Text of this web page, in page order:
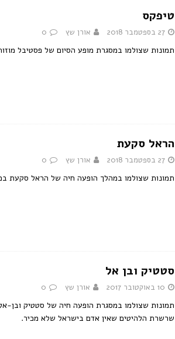
טיפקס
27 בספטמבר 2018 אורן שץ 0
תמונות שצולמו במסגרת מופע הסיום של פסטיבל מוזות בשוהם, 27
הראל סקעת
27 בספטמבר 2018 אורן שץ 0
תמונות שצולמו במהלך הופעה חיה של הראל סקעת במסגרת
סטטיק ובן אל
10 באוקטובר 2017 אורן שץ 0
שרשרת הלהיטים שאין אדם בישראל שלא מכיר.